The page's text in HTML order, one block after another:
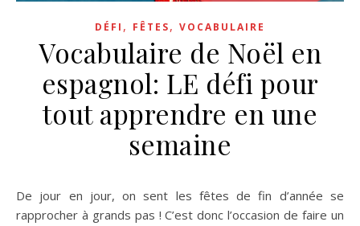
DÉFI , FÊTES, VOCABULAIRE
Vocabulaire de Noël en
espagnol: LE défi pour
tout apprendre en une
semaine
De jour en jour, on sent les fêtes de fin d’année se
rapprocher à grands pas ! C’est donc l’occasion de faire un